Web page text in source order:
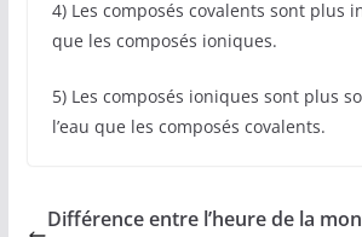
4) Les composés covalents sont plus
que les composés ioniques.
5) Les composés ioniques sont plus
l’eau que les composés covalents.
Différence entre l’heure de la